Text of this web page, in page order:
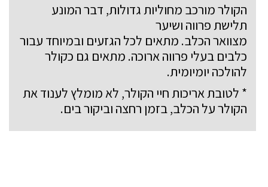
הקולר מורכב מחוליות גדולות, דבר המונע
תלישת פרווה ושיער
מצוואר הכלב. מתאים לכל הגזעים ובמיוחד עבור
כלבים בעלי פרווה ארוכה. מתאים גם כקולר
להולכה יומיומית.
* לטובת אריכות חיי הקולר, לא מומלץ לענוד את
הקולר על הכלב, בזמן רחצה וביקור בים.